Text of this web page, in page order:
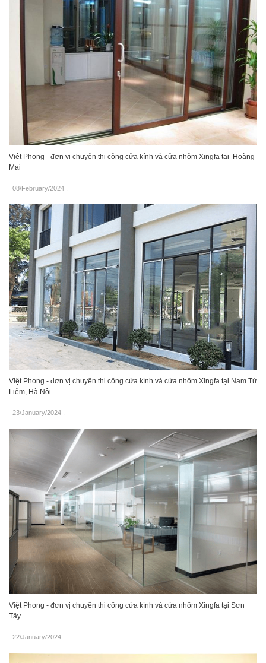
Việt Phong - đơn vị chuyên thi công cửa kính và cửa nhôm Xingfa tại Hoàng
Mai
08/February/2024 .
Việt Phong - đơn vị chuyên thi công cửa kính và cửa nhôm Xingfa tại Nam Từ
Liêm, Hà Nội
23/January/2024
Việt Phong - đơn vị chuyên thi công cửa kính và cửa nhôm Xingfa tại Sơn
Tây
22/January/2024